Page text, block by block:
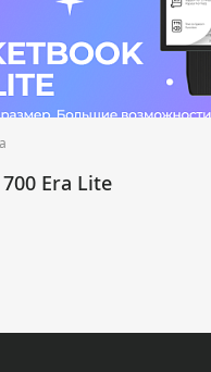
Era Lite